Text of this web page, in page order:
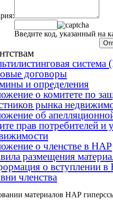
Введите код, указанный на
договоры
и определения
о комитете по
рынка
об
прав потребителей и
о членстве в НАР
размещения
о вступлении
членства
материалов НАР